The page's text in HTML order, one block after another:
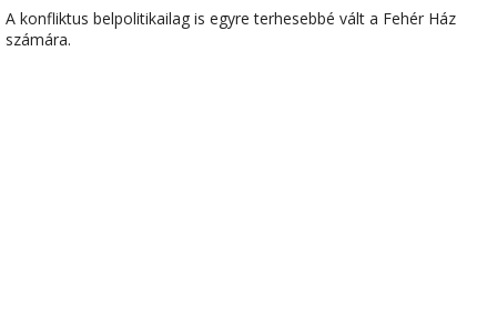
A konfliktus belpolitikailag is egyre terhesebbé vált a Fehér Ház
számára.